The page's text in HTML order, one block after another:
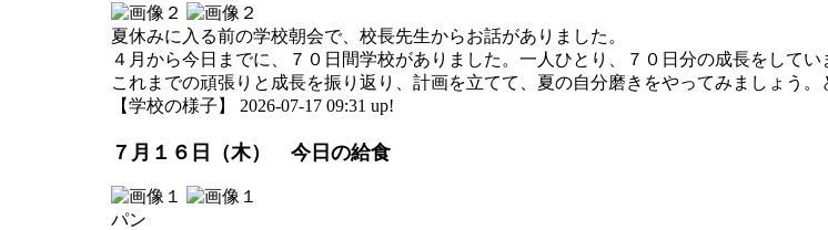
夏休みに入る前の学校朝会で、校長先生からお話がありました。
４月から今日までに、７０日間学校がありました。一人ひとり、７０日分の成長をして
これまでの頑張りと成長を振り返り、計画を立てて、夏の自分磨きをやってみましょう
【学校の様子】 2026-07-17 09:31 up!
７月１６日（木） 今日の給食
パン